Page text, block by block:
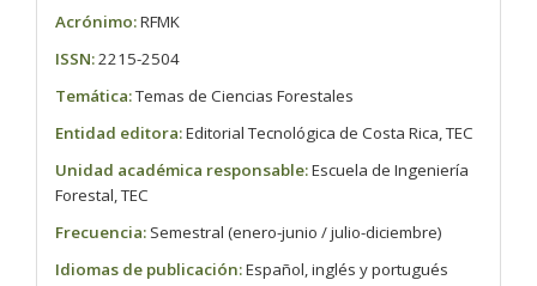
Acrónimo:RFMK
ISSN:2215-2504
Temática:Temas de Ciencias Forestales
Entidad editora:Editorial Tecnológica de Costa Rica, TEC
Unidad académica responsable:Escuela de Ingeniería
Forestal, TEC
Frecuencia: Semestral (enero-junio / julio-diciembre)
Idiomas de publicación:Español, inglés y portugués